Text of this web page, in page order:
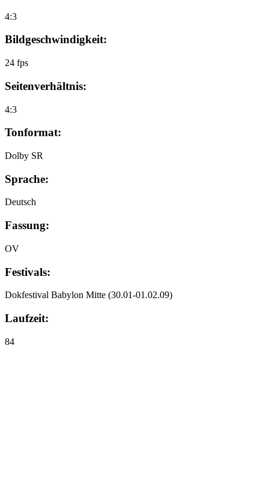
4:3
Bildgeschwindigkeit:
24 fps
Seitenverhältnis:
4:3
Tonformat:
Dolby SR
Sprache:
Deutsch
Fassung:
OV
Festivals:
Dokfestival Babylon Mitte (30.01-01.02.09)
Laufzeit:
84